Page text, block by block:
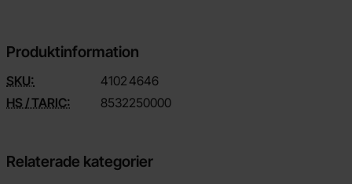
Produktinformation
SKU: 4102 4646
HS / TARIC:
8532250000
Relaterade kategorier